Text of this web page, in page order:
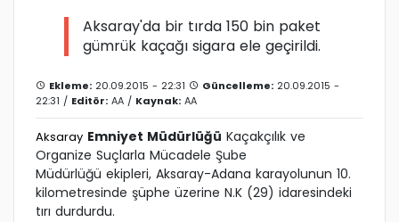
Aksaray'da bir tırda 150 bin paket
gümrük kaçağı sigara ele geçirildi.
Ekleme: 20.09.2015 - 22:31 Güncelleme: 20.09.2015 -
22:31 / Editör: AA / Kaynak: AA
Aksaray Emniyet Müdürlüğü Kaçakçılık ve
Organize Suçlarla Mücadele Şube
Müdürlüğü ekipleri, Aksaray-Adana karayolunun 10.
kilometresinde şüphe üzerine N.K (29) idaresindeki
tırı durdurdu.